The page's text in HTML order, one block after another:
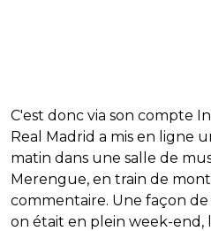
C'est donc via son compte
Real Madrid a mis en ligne
matin dans une salle de
Merengue, en train de
commentaire. Une façon
on était en plein week-